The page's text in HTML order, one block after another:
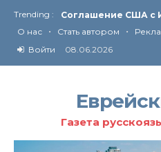
Trending :
Соглашение США с
Технология
О нас • Стать автором •
Войти
08.06.2026
Газета